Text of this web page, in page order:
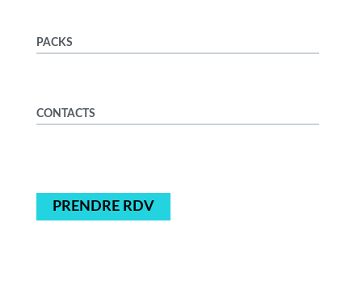
PACKS
CONTACTS
PRENDRE RDV